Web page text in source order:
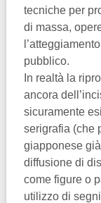
tecniche per
di massa,
pubblico.
In realtà la
ancora
sicuramente
serigrafia (che
giapponese
diffusione di
come figure o
utilizzo di